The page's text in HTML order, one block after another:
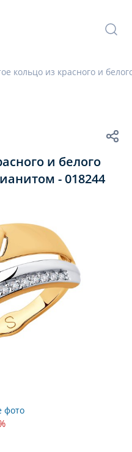
кольцо из красного и
и белого
- 018244
фото